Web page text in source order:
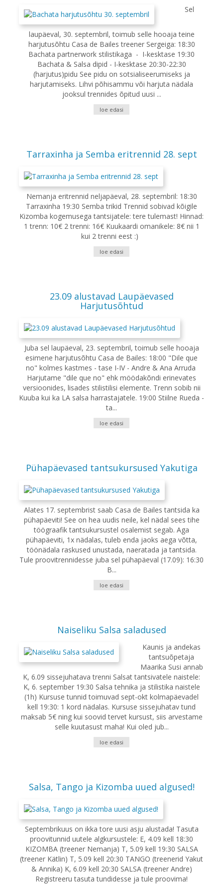
Sel
laupäeval, 30. septembril, toimub selle hooaja teine
harjutusõhtu Casa de Bailes treener Sergeiga: 18:30
Bachata partnerwork stilistikaga - I-kesktase 19:30
Bachata & Salsa dipid - I-kesktase 20:30-22:30
(harjutus)pidu See pidu on sotsialiseerumiseks ja
harjutamiseks. Lihvi põhisammu või harjuta nädala
jooksul trennides õpitud uusi ...
loe edasi
Tarraxinha ja Semba eritrennid 28. sept
Nemanja eritrennid neljapäeval, 28. septembril: 18:30
Tarraxinha 19:30 Semba trikid Trennid sobivad kõigile
Kizomba kogemusega tantsijatele: tere tulemast! Hinnad:
1 trenn: 10€ 2 trenni: 16€ Kuukaardi omanikele: 8€ nii 1
kui 2 trenni eest :)
loe edasi
23.09 alustavad Laupäevased
Harjutusõhtud
Juba sel laupäeval, 23. septembril, toimub selle hooaja
esimene harjutusõhtu Casa de Bailes: 18:00 "Dile que
no" kolmes kastmes - tase I-IV - Andre & Ana Arruda
Harjutame "dile que no" ehk möödakõndi erinevates
versioonides, lisades stilistilisi elemente. Trenn sobib nii
Kuuba kui ka LA salsa harrastajatele. 19:00 Stiilne Rueda -
ta...
loe edasi
Pühapäevased tantsukursused Yakutiga
Alates 17. septembrist saab Casa de Bailes tantsida ka
pühapäeviti! See on hea uudis neile, kel nädal sees tihe
töögraafik tantsukursustel osalemist segab. Aga
pühapäeviti, 1x nädalas, tuleb enda jaoks aega võtta,
töönädala raskused unustada, naeratada ja tantsida.
Tule proovitrennidesse juba sel pühapäeval (17.09): 16:30
B...
loe edasi
Naiseliku Salsa saladused
Kaunis ja andekas
tantsuõpetaja
Maarika Susi annab
K, 6.09 sissejuhatava trenni Salsat tantsivatele naistele:
K, 6. september 19:30 Salsa tehnika ja stilistika naistele
(1h) Kursuse tunnid toimuvad sept-okt kolmapäevadel
kell 19:30: 1 kord nädalas. Kursuse sissejuhatav tund
maksab 5€ ning kui soovid tervet kursust, siis arvestame
selle kuutasust maha! Kui oled jub...
loe edasi
Salsa, Tango ja Kizomba uued algused!
Septembrikuus on ikka tore uusi asju alustada! Tasuta
proovitunnid uutele algkursustele: E, 4.09 kell 18:30
KIZOMBA (treener Nemanja) T, 5.09 kell 19:30 SALSA
(treener Kätlin) T, 5.09 kell 20:30 TANGO (treenerid Yakut
& Annika) K, 6.09 kell 20:30 SALSA (treener Andre)
Registreeru tasuta tundidesse ja tule proovima!